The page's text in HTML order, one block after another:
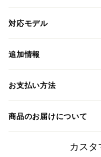
対応モデル
BMW
R 1200 GS '04-12
追加情報
WRSのスクリーンは、
に正式採用されております
高い視認性と耐久性に優れ
お支払い方法
クレジットカード
商品のお届けについて
商品発送までの日数につ
カス